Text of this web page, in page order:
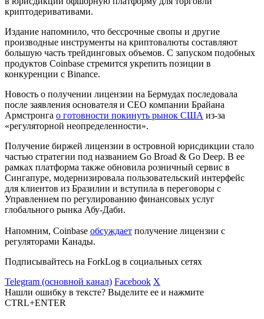
криптодеривативами.
Издание напомнило, что бессрочные свопы и другие
производные инструменты на криптовалюты составляют
большую часть трейдинговых объемов. С запуском подобных
продуктов Coinbase стремится укрепить позиции в
конкуренции с Binance.
Новость о получении лицензии на Бермудах последовала
после заявления основателя и CEO компании Брайана
Армстронга о готовности покинуть рынок США из-за
«регуляторной неопределенности».
Получение биржей лицензии в островной юрисдикции стало
частью стратегии под названием Go Broad & Go Deep. В ее
рамках платформа также обновила розничный сервис в
Сингапуре, модернизировала пользовательский интерфейс
для клиентов из Бразилии и вступила в переговоры с
Управлением по регулированию финансовых услуг
глобального рынка Абу-Даби.
Напомним, Coinbase обсуждает получение лицензии с
регуляторами Канады.
Подписывайтесь на ForkLog в социальных сетях
Telegram (основной канал) Facebook X
Нашли ошибку в тексте? Выделите ее и нажмите
CTRL+ENTER